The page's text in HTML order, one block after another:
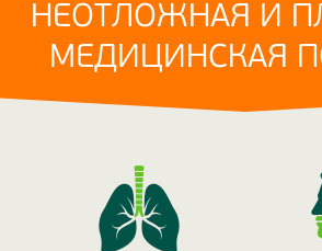
НЕОТЛОЖНАЯ И
МЕДИЦИНСКАЯ